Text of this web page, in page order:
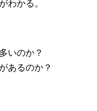
わかる。
いのか？
あるのか？